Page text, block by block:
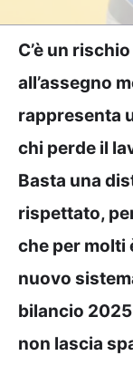
C’è un
all’assegno
rappresenta
chi perde il
Basta una
rispettato,
che per molti
nuovo
bilancio
non lascia